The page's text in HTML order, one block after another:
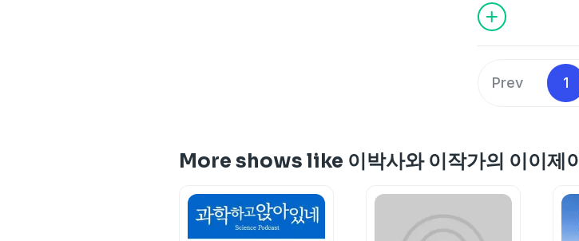
Prev 1
More shows like 이박사와 이작가의 이이제이